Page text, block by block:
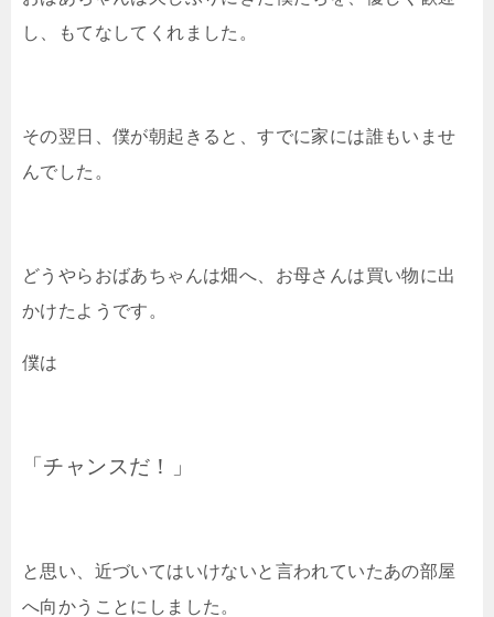
し、もてなしてくれました。
その翌日、僕が朝起きると、すでに家には誰もいませ
んでした。
どうやらおばあちゃんは畑へ、お母さんは買い物に出
かけたようです。
僕は
「チャンスだ！」
と思い、近づいてはいけないと言われていたあの部屋
へ向かうことにしました。